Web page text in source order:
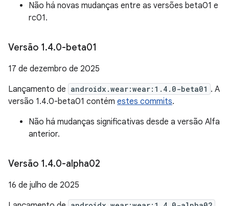
Não há novas mudanças entre as versões beta01 e
rc01.
Versão 1.4.0-beta01
17 de dezembro de 2025
Lançamento de androidx.wear:wear:1.4.0-beta01 . A
versão 1.4.0-beta01 contém estes commits.
Não há mudanças significativas desde a versão Alfa
anterior.
Versão 1.4.0-alpha02
16 de julho de 2025